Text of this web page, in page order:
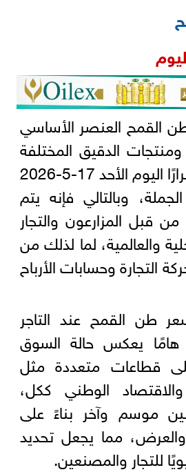
القمح العنصر الأساسي
الدقيق المختلفة
والذي شهد استقرارًا اليوم الأحد 17-5-2026
وبالتالي فإنه يتم
من قبل المزارعون والتجار
والعالمية، لما لذلك من
التجارة وحسابات الأرباح
طن القمح عند التاجر
هامًا يعكس حالة السوق
قطاعات متعددة مثل
الوطني ككل،
موسم وآخر بناءً على
مما يجعل تحديد
للتجار والمصنعين.